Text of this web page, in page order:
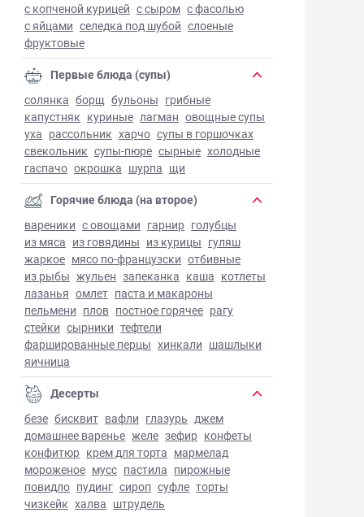
с копченой курицей с сыром с фасолью
с яйцами селедка под шубой слоеные
фруктовые
Первые блюда (супы)
солянка борщ бульоны грибные
капустняк куриные лагман овощные супы
уха рассольник харчо супы в горшочках
свекольник супы-пюре сырные холодные
гаспачо окрошка шурпа щи
Горячие блюда (на второе)
вареники с овощами гарнир голубцы
из мяса из говядины из курицы гуляш
жаркое мясо по-французски отбивные
из рыбы жульен запеканка каша котлеты
лазанья омлет паста и макароны
пельмени плов постное горячее рагу
стейки сырники тефтели
фаршированные перцы хинкали шашлыки
яичница
Десерты
безе бисквит вафли глазурь джем
домашнее варенье желе зефир конфеты
конфитюр крем для торта мармелад
мороженое мусс пастила пирожные
повидло пудинг сироп суфле торты
чизкейк халва штрудель